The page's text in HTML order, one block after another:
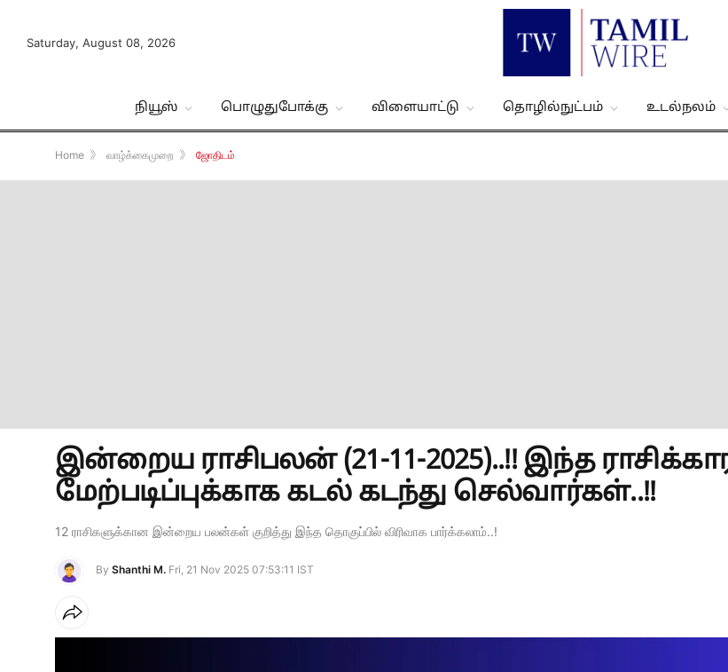
Saturday, August 08, 2026
நியூஸ் பொழுதுபோக்கு விளையாட்டு தொழில்நுட்பம் உடல்நலம்
Home 》 வாழ்க்கைமுறை 》 ஜோதிடம்
இன்றைய ராசிபலன் (21-11-2025)..!! இந்த
மேற்படிப்புக்காக கடல் கடந்து செல்வார்கள்..!!
12 ராசிகளுக்கான இன்றைய பலன்கள் குறித்து இந்த தொகுப்பில் விரிவாக பார்க்கலாம்..!
By Shanthi M. Fri, 21 Nov 2025 07:53:11 IST